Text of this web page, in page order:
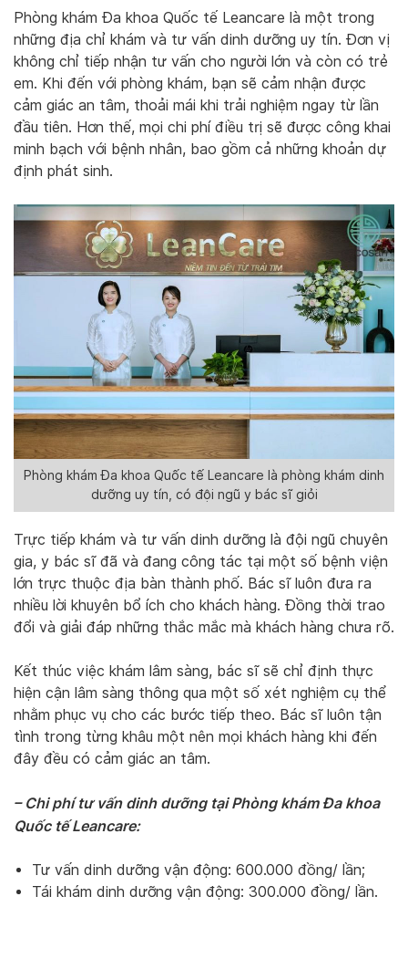
Phòng khám Đa khoa Quốc tế Leancare là một trong
những địa chỉ khám và tư vấn dinh dưỡng uy tín. Đơn vị
không chỉ tiếp nhận tư vấn cho người lớn và còn có trẻ
em. Khi đến với phòng khám, bạn sẽ cảm nhận được
cảm giác an tâm, thoải mái khi trải nghiệm ngay từ lần
đầu tiên. Hơn thế, mọi chi phí điều trị sẽ được công khai
minh bạch với bệnh nhân, bao gồm cả những khoản dự
định phát sinh.
Phòng khám Đa khoa Quốc tế Leancare là phòng khám dinh
dưỡng uy tín, có đội ngũ y bác sĩ giỏi
Trực tiếp khám và tư vấn dinh dưỡng là đội ngũ chuyên
gia, y bác sĩ đã và đang công tác tại một số bệnh viện
lớn trực thuộc địa bàn thành phố. Bác sĩ luôn đưa ra
nhiều lời khuyên bổ ích cho khách hàng. Đồng thời trao
đổi và giải đáp những thắc mắc mà khách hàng chưa rõ.
Kết thúc việc khám lâm sàng, bác sĩ sẽ chỉ định thực
hiện cận lâm sàng thông qua một số xét nghiệm cụ thể
nhằm phục vụ cho các bước tiếp theo. Bác sĩ luôn tận
tình trong từng khâu một nên mọi khách hàng khi đến
đây đều có cảm giác an tâm.
– Chi phí tư vấn dinh dưỡng tại Phòng khám Đa khoa
Quốc tế Leancare:
Tư vấn dinh dưỡng vận động: 600.000 đồng/ lần;
Tái khám dinh dưỡng vận động: 300.000 đồng/ lần.